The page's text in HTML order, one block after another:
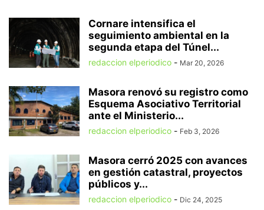
Cornare intensifica el
seguimiento ambiental en la
segunda etapa del Túnel...
redaccion elperiodico - Mar 20, 2026
Masora renovó su registro como
Esquema Asociativo Territorial
ante el Ministerio...
redaccion elperiodico - Feb 3, 2026
Masora cerró 2025 con avances
en gestión catastral, proyectos
públicos y...
redaccion elperiodico - Dic 24, 2025